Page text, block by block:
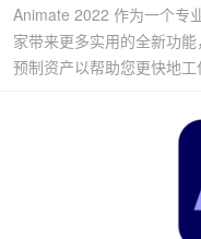
Animate 2022 作为一个专
家带来更多实用的全新功
预制资产以帮助您更快地工